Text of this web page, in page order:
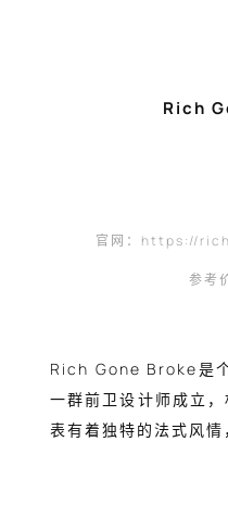
Rich
官网：https://
参考
Rich Gone Broke是
一群前卫设计师成立
表有着独特的法式风情